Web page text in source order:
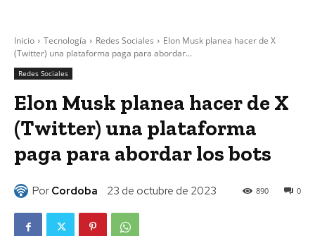
Inicio Tecnología Redes Sociales
Elon Musk planea hacer de X
(Twitter) una plataforma paga para abordar...
Redes Sociales
Elon Musk planea hacer de X
(Twitter) una plataforma
paga para abordar los bots
Por Cordoba 23 de octubre de 2023 0
890